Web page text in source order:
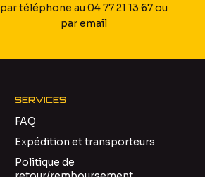
par téléphone au 04 77 21 13 67 ou
par email
SERVICES
FAQ
Expédition et transporteurs
Politique de